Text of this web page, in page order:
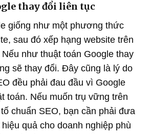
thay đổi liên tục
giống như một phương thức
sau đó xếp hạng website trên
như thuật toán Google thay
sẽ thay đổi. Đây cũng là lý do
đều phải đau đầu vì Google
toán. Nếu muốn trụ vững trên
chuẩn SEO, bạn cần phải đưa
quả cho doanh nghiệp phù